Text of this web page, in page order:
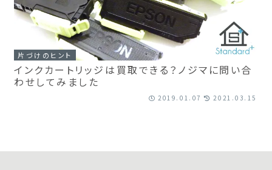
片づけのヒント
インクカートリッジは買取できる？ノジマに問い合
わせしてみました
2019.01.07 2021.03.15